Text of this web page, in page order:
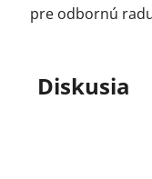
pre odbornú
Diskusia